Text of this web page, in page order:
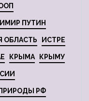
ПУТИН
ОБЛАСТЬ ИСТРЕ
КРЫМА КРЫМУ
РФ